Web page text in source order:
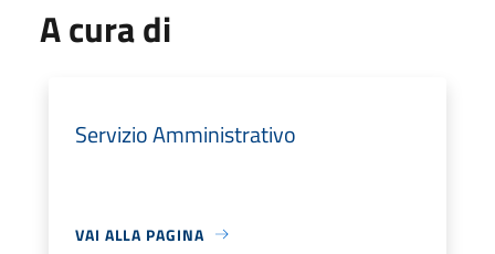
A cura di
Servizio Amministrativo
VAI ALLA PAGINA